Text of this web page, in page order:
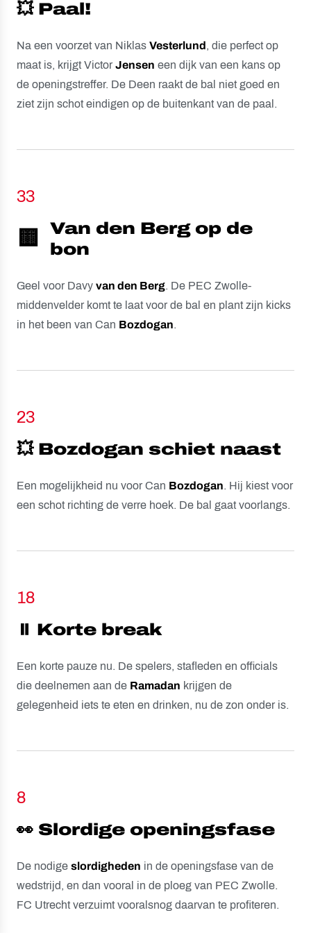
💥 Paal!
Na een voorzet van Niklas Vesterlund, die perfect op
maat is, krijgt VictorJensen een dijk van een kans op
de openingstreffer. De Deen raakt de bal niet goed en
ziet zijn schot eindigen op de buitenkant van de paal.
🟨
Van den Berg op de
bon
33
Geel voor Davy van den Berg. De PEC Zwolle-
middenvelder komt te laat voor de bal en plant zijn kicks
in het been van Can Bozdogan.
💥 Bozdogan schiet naast
23
Een mogelijkheid nu voor Can Bozdogan. Hij kiest voor
een schot richting de verre hoek. De bal gaat voorlangs.
⏸️ Korte break
18
Een korte pauze nu. De spelers, stafleden en officials
die deelnemen aan de Ramadan krijgen de
gelegenheid iets te eten en drinken, nu de zon onder is.
👀 Slordige openingsfase
8
De nodige slordigheden in de openingsfase van de
wedstrijd, en dan vooral in de ploeg van PEC Zwolle.
FC Utrecht verzuimt vooralsnog daarvan te profiteren.